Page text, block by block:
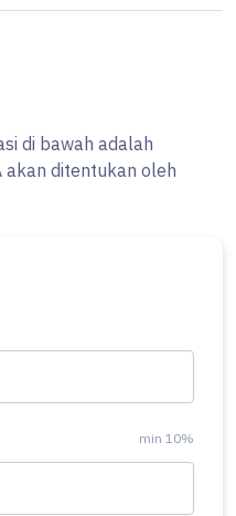
di bawah adalah
akan ditentukan oleh
min 10%